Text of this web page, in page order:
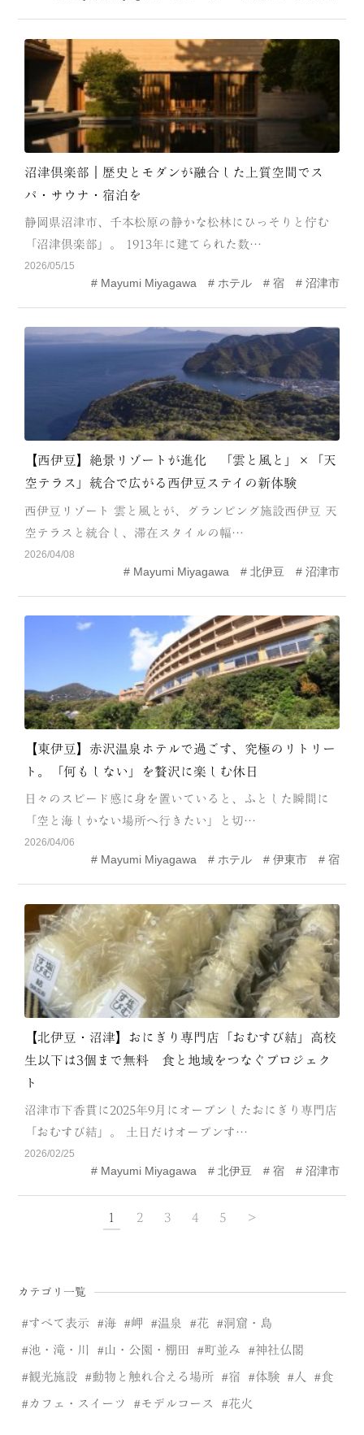
EVENT
ACCESS
COLUMN
LINK沼津倶楽部｜歴史とモダンが融合した上質空間でス
パ・サウナ・宿泊を
静岡県沼津市、千本松原の静かな松林にひっそりと佇む
「沼津倶楽部」。 1913年に建てられた数…
2026/05/15
Mayumi Miyagawa ホテル 宿 沼津市
【西伊豆】絶景リゾートが進化 「雲と風と」×「天
空テラス」統合で広がる西伊豆ステイの新体験
西伊豆リゾート 雲と風とが、グランピング施設西伊豆 天
空テラスと統合し、滞在スタイルの幅…
2026/04/08
Mayumi Miyagawa 北伊豆 沼津市
【東伊豆】赤沢温泉ホテルで過ごす、究極のリトリー
ト。「何もしない」を贅沢に楽しむ休日
日々のスピード感に身を置いていると、ふとした瞬間に
「空と海しかない場所へ行きたい」と切…
2026/04/06
Mayumi Miyagawa ホテル 伊東市 宿
【北伊豆・沼津】おにぎり専門店「おむすび結」高校
生以下は3個まで無料 食と地域をつなぐプロジェク
ト
沼津市下香貫に2025年9月にオープンしたおにぎり専門店
「おむすび結」。 土日だけオープンす…
2026/02/25
Mayumi Miyagawa 北伊豆 宿 沼津市
1 2 3 4 5 >
カテゴリ一覧
すべて表示 海 岬 温泉 花 洞窟・島
池・滝・川 山・公園・棚田 町並み 神社仏閣
観光施設 動物と触れ合える場所 宿 体験 人 食
カフェ・スイーツ モデルコース 花火